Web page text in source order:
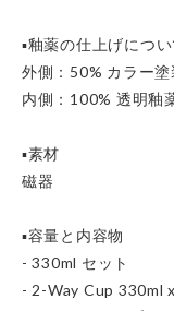
▪️釉薬の仕上げについ
外側：50% カラー
内側：100% 透明釉
▪️素材
磁器
▪️容量と内容物
- 330ml セット
- 2-Way Cup 330ml